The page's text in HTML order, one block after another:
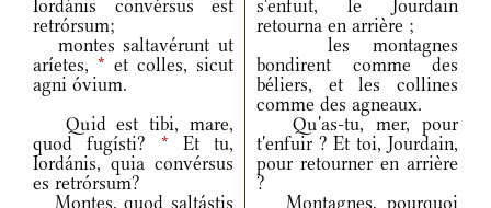
Iordánis convérsus est
retrórsum;
s'enfuit, le Jourdain
retourna en arrière ;
montes saltavérunt ut
aríetes, * et colles, sicut
agni óvium.
les montagnes
bondirent comme des
béliers, et les collines
comme des agneaux.
Quid est tibi, mare,
quod fugísti? * Et tu,
Iordánis, quia convérsus
es retrórsum?
Qu'as-tu, mer, pour
t'enfuir ? Et toi, Jourdain,
pour retourner en arrière
?
Montes, quod saltástis
Montagnes, pourquoi